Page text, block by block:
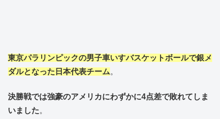
東京パラリンピックの男子車いすバスケットボールで銀メ
ダルとなった日本代表チーム。
決勝戦では強豪のアメリカにわずかに4点差で敗れてしま
いました。